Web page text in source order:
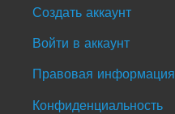
Footer
&
events
Создать аккаунт
Войти в аккаунт
Правовая информация
Конфиденциальность